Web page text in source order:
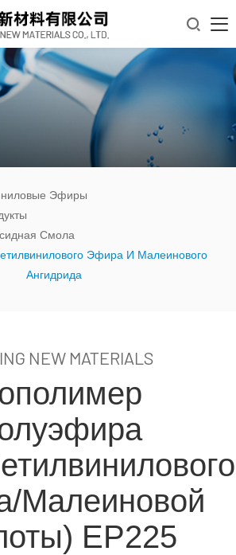

Эфиры
Смола
Эфира И Малеинового
Ангидрида
NEW MATERIALS
малеиновой
EP225